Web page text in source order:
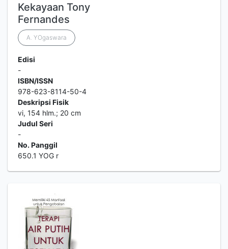
Kekayaan Tony
Fernandes
A. YOgaswara
Edisi
-
ISBN/ISSN
978-623-8114-50-4
Deskripsi Fisik
vi, 154 hlm.; 20 cm
Judul Seri
-
No. Panggil
650.1 YOG r